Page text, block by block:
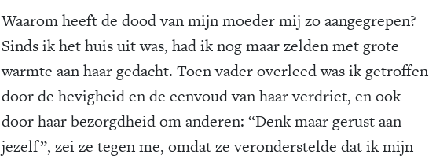
Waarom heeft de dood van mijn moeder mij zo aangegrepen?
Sinds ik het huis uit was, had ik nog maar zelden met grote
warmte aan haar gedacht. Toen vader overleed was ik getroffen
door de hevigheid en de eenvoud van haar verdriet, en ook
door haar bezorgdheid om anderen: “Denk maar gerust aan
jezelf”, zei ze tegen me, omdat ze veronderstelde dat ik mijn